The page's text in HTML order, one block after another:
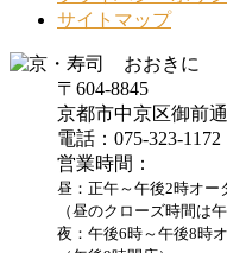
サイトマップ
〒604-8845
京都市中京区御前
電話：075-323-1172
営業時間：
昼：正午～午後2時オー
（昼のクローズ時間は
夜：午後6時～午後8時